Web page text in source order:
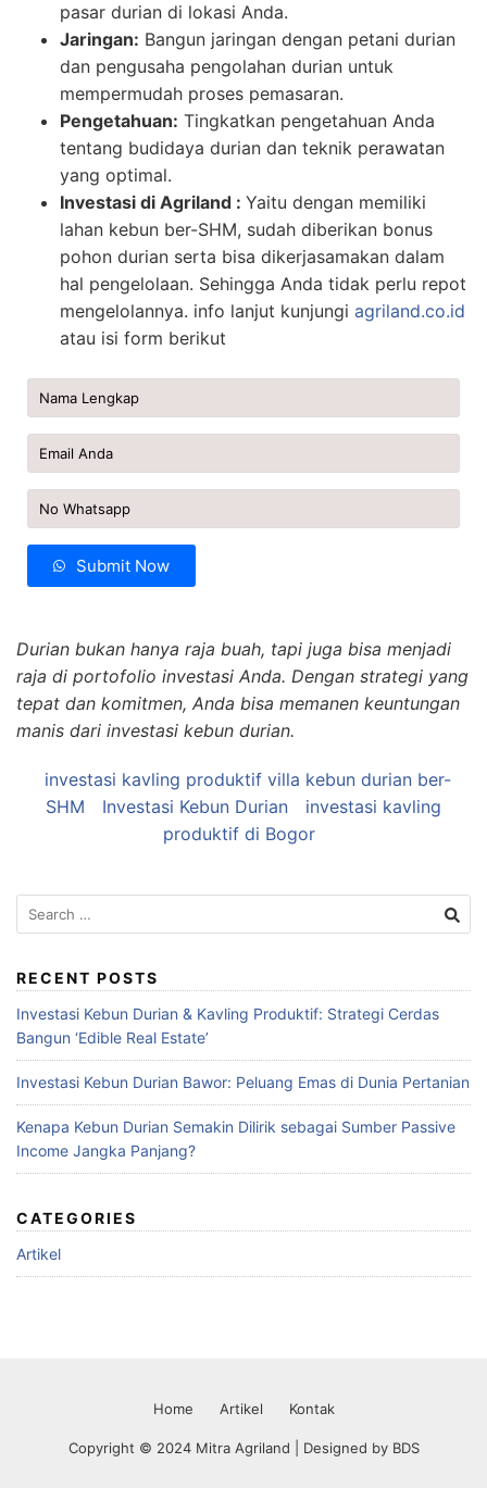
pasar durian di lokasi Anda.
Jaringan: Bangun jaringan dengan petani durian
dan pengusaha pengolahan durian untuk
mempermudah proses pemasaran.
Pengetahuan: Tingkatkan pengetahuan Anda
tentang budidaya durian dan teknik perawatan
yang optimal.
Investasi di Agriland : Yaitu dengan memiliki
lahan kebun ber-SHM, sudah diberikan bonus
pohon durian serta bisa dikerjasamakan dalam
hal pengelolaan. Sehingga Anda tidak perlu repot
mengelolannya. info lanjut kunjungi agriland.co.id
atau isi form berikut
Submit Now
Durian bukan hanya raja buah, tapi juga bisa menjadi
raja di portofolio investasi Anda. Dengan strategi yang
tepat dan komitmen, Anda bisa memanen keuntungan
manis dari investasi kebun durian.
investasi kavling produktif villa kebun durian ber-
SHM
Investasi Kebun Durian
investasi kavling
produktif di Bogor
Search
for:
RECENT POSTS
Investasi Kebun Durian & Kavling Produktif: Strategi Cerdas
Bangun ‘Edible Real Estate’
Investasi Kebun Durian Bawor: Peluang Emas di Dunia Pertanian
Kenapa Kebun Durian Semakin Dilirik sebagai Sumber Passive
Income Jangka Panjang?
CATEGORIES
Artikel
Home Artikel Kontak
Copyright © 2024 Mitra Agriland | Designed by BDS